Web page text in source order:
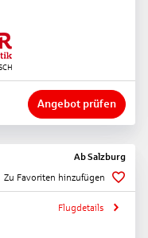
Angebot prüfen
AbSalzburg
Zu Favoriten hinzufügen
Flugdetails